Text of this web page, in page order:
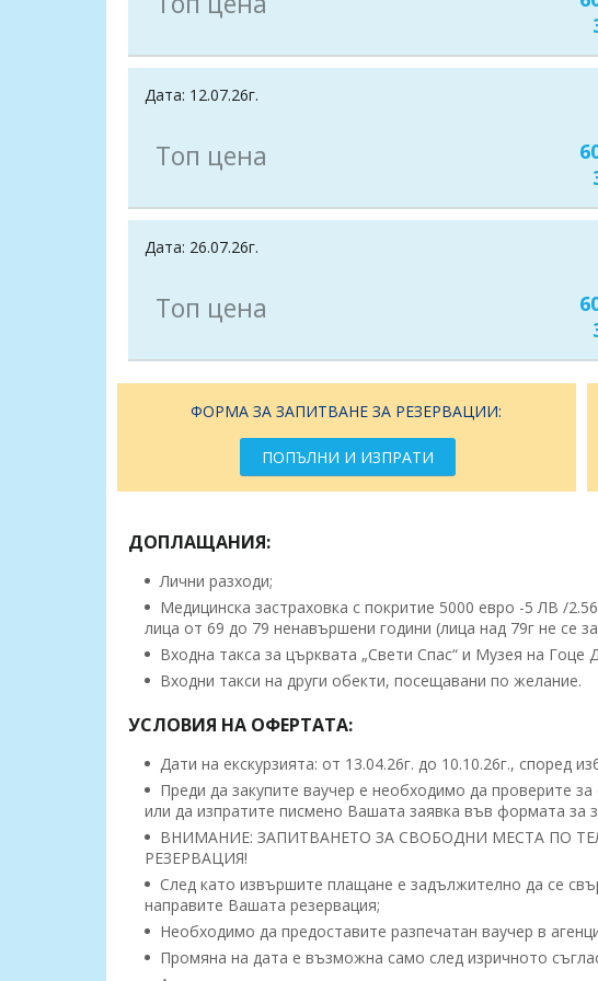
Дата: 12.07.26г.
Топ цена
Дата: 26.07.26г.
Топ цена
ФОРМА ЗА ЗАПИТВАНЕ ЗА РЕЗЕРВАЦИИ:
ПОПЪЛНИ И ИЗПРАТИ
ДОПЛАЩАНИЯ:
Лични разходи;
Медицинска застраховка с покритие 5000 евро -5 ЛВ /
лица от 69 до 79 ненавършени години (лица над 79г не се
Входна такса за църквата „Свети Спас“ и Музея на
Входни такси на други обекти, посещавани по желание.
УСЛОВИЯ НА ОФЕРТАТА:
Дати на екскурзията: от 13.04.26г. до 10.10.26г., според
Преди да закупите ваучер е необходимо да проверите
или да изпратите писмено Вашата заявка във формата за
ВНИМАНИЕ: ЗАПИТВАНЕТО ЗА СВОБОДНИ МЕСТА ПО
РЕЗЕРВАЦИЯ!
След като извършите плащане е задължително да се
направите Вашата резервация;
Необходимо да предоставите разпечатан ваучер в
Промяна на дата е възможна само след изричното